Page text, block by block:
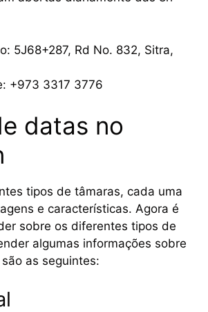
5J68+287, Rd No. 832, Sitra,
+973 3317 3776
datas no
tipos de tâmaras, cada uma
e características. Agora é
sobre os diferentes tipos de
algumas informações sobre
as seguintes: